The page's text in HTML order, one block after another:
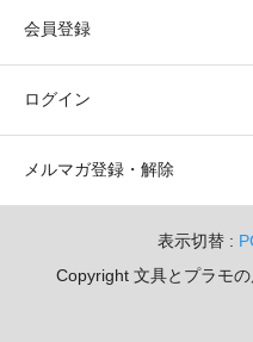
会員登録
ログイン
メルマガ登録・解除
表示切替 :
Copyright 文具とプラモ